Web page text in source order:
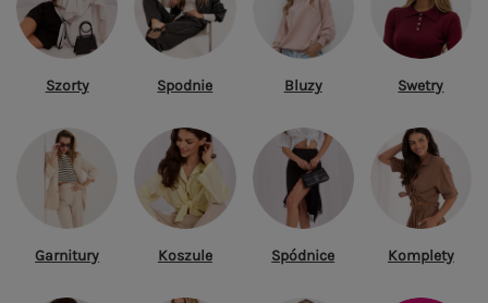
Szorty Spodnie Bluzy Swetry
Garnitury Koszule Spódnice Komplety